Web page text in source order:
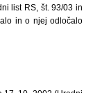
list RS, št. 93/03 in
in o njej odločalo